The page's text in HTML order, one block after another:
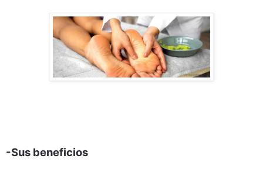
-Sus beneficios